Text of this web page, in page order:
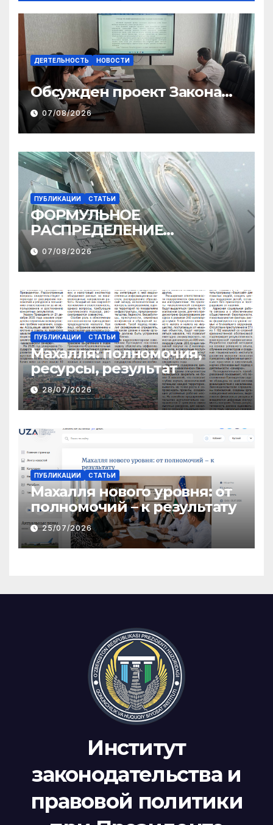
ДЕЯТЕЛЬНОСТЬ НОВОСТИ
Обсужден проект Закона
«О финансовом штрафе»
07/08/2026
ПУБЛИКАЦИИ СТАТЬИ
ФОРМУЛЬНОЕ
РАСПРЕДЕЛЕНИЕ
МЕЖБЮДЖЕТНЫХ
ТРАНСФЕРТОВ
07/08/2026
ПУБЛИКАЦИИ СТАТЬИ
Махалля:полномочия,
ресурсы, результат
28/07/2026
ПУБЛИКАЦИИ СТАТЬИ
Махалля нового уровня: от
полномочий – к результату
25/07/2026
Институт
законодательства и
правовой политики